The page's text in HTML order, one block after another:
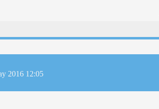
2016 12:05